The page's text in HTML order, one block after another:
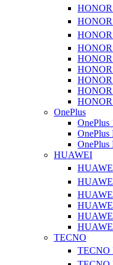
HONOR
HONOR
OnePlus
OnePlus
OnePlus
OnePlus
HUAWEI
TECNO
TECNO